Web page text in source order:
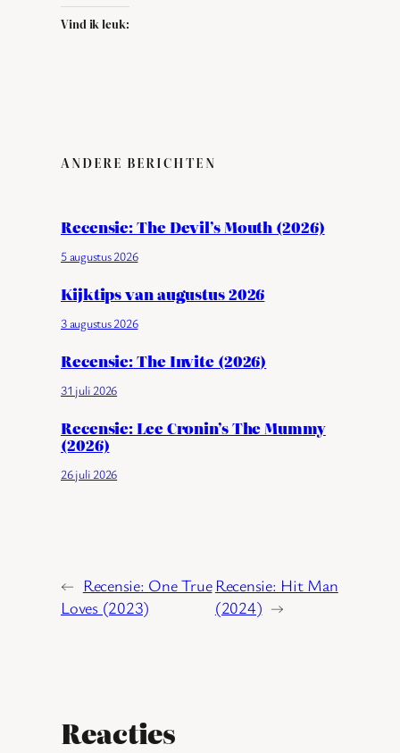
Vind ik leuk:
ANDERE BERICHTEN
Recensie: The Devil’s Mouth (2026)
5 augustus 2026
Kijktips van augustus 2026
3 augustus 2026
Recensie: The Invite (2026)
31 juli 2026
Recensie: Lee Cronin’s The Mummy
(2026)
26 juli 2026
← Recensie: One True
Loves (2023)
Recensie: Hit Man
(2024) →
Reacties